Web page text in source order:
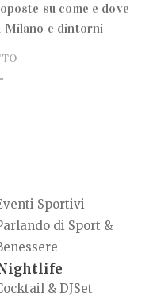
su come e dove
Milano e dintorni
Sportivi
di Sport &
& DJSet